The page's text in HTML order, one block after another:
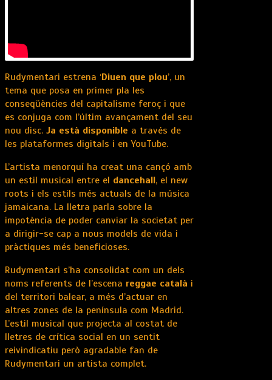
Rudymentari estrena ‘Diuen que plou’, un
tema que posa en primer pla les
conseqüències del capitalisme feroç i que
es conjuga com l’últim avançament del seu
nou disc. Ja està disponible a través de
les plataformes digitals i en YouTube.
L’artista menorquí ha creat una cançó amb
un estil musical entre el dancehall, el new
roots i els estils més actuals de la música
jamaicana. La lletra parla sobre la
impotència de poder canviar la societat per
a dirigir-se cap a nous models de vida i
pràctiques més beneficioses.
Rudymentari s’ha consolidat com un dels
noms referents de l’escena reggae català i
del territori balear, a més d’actuar en
altres zones de la península com Madrid.
L’estil musical que projecta al costat de
lletres de crítica social en un sentit
reivindicatiu però agradable fan de
Rudymentari un artista complet.